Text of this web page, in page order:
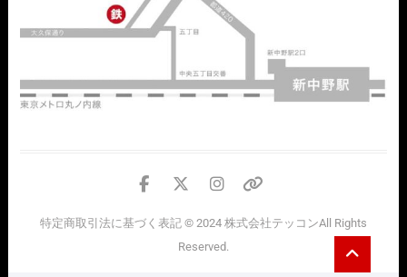
facebook
twitter
instagram
情
特定商取引法に基づく表記© 2024 株式会社テッコンAll Rights
Reserved.
to